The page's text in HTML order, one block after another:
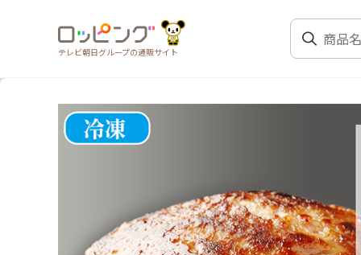
テレビ朝日グループの通販サイト